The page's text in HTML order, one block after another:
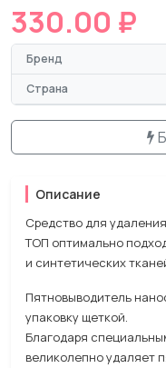
330.00 ₽
Бренд
Страна
Описание
Средство для
ТОП оптимально
и синтетических
Пятновыводитель
упаковку щеткой.
Благодаря
великолепно удаляет